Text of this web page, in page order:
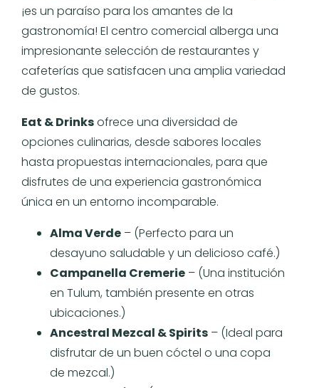
¡es un paraíso para los amantes de la
gastronomía! El centro comercial alberga una
impresionante selección de restaurantes y
cafeterías que satisfacen una amplia variedad
de gustos.
Eat & Drinksofrece una diversidad de
opciones culinarias, desde sabores locales
hasta propuestas internacionales, para que
disfrutes de una experiencia gastronómica
única en un entorno incomparable.
Alma Verde – (Perfecto para un
desayuno saludable y un delicioso café.)
Campanella Cremerie – (Una institución
en Tulum, también presente en otras
ubicaciones.)
Ancestral Mezcal & Spirits – (Ideal para
disfrutar de un buen cóctel o una copa
de mezcal.)